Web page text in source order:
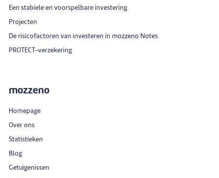
Een stabiele en voorspelbare investering
Projecten
De risicofactoren van investeren in mozzeno Notes
PROTECT-verzekering
mozzeno
Homepage
Over ons
Statistieken
Blog
Getuigenissen